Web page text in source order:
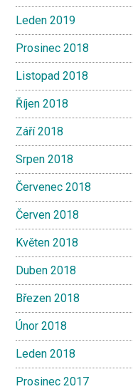
Leden 2019
Prosinec 2018
Listopad 2018
Říjen 2018
Září 2018
Srpen 2018
Červenec 2018
Červen 2018
Květen 2018
Duben 2018
Březen 2018
Únor 2018
Leden 2018
Prosinec 2017